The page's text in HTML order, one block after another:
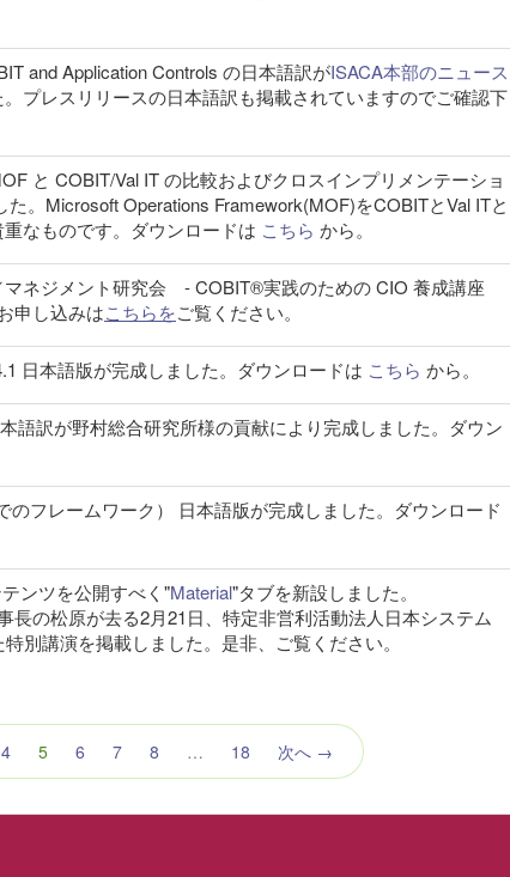
and Application Controls の日本語訳がISACA本部のニュース
プレスリリースの日本語訳も掲載されていますのでご確認下
と COBIT/Val IT の比較およびクロスインプリメンテーショ
。Microsoft Operations Framework(MOF)をCOBITとVal ITと
なものです。ダウンロードは こちら から。
マネジメント研究会 - COBIT®実践のための CIO 養成講座
申し込みはこちらをご覧ください。
日本語版が完成しました。ダウンロードは こちら から。
語訳が野村総合研究所様の貢献により完成しました。ダウン
のフレームワーク） 日本語版が完成しました。ダウンロード
ンツを公開すべく"Material"タブを新設しました。
長の松原が去る2月21日、特定非営利活動法人日本システム
別講演を掲載しました。是非、ご覧ください。
4 5（こ
の
ー
6 7 8 18 次へ →